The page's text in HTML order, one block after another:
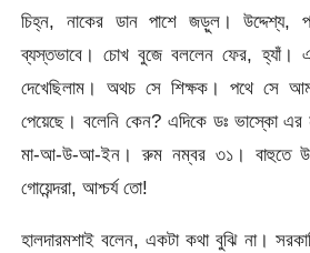
চিহ্ন, নাকের ডান পাশে জড়ুল। উদ্দেশ্য,
ব্যস্তভাবে। চোখ বুজে বললেন ফের, হ্যাঁ।
দেখেছিলাম। অথচ সে শিক্ষক। পথে সে
পেয়েছে। বলেনি কেন? এদিকে ডঃ ভাস্কো এর
মা-আ-উ-আ-ইন। রুম নম্বর ৩১। বাহুতে
গোয়েন্দরা, আশ্চর্য তো!
হালদারমশাই বলেন, একটা কথা বুঝি না।